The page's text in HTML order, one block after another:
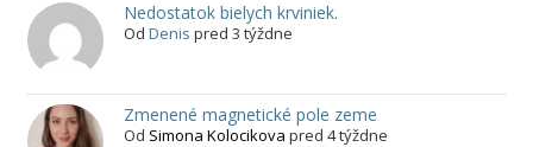
Nedostatok bielych krviniek.
Od Denis pred 3 týždne
Zmenené magnetické pole zeme
Od Simona Kolocikova pred 4 týždne